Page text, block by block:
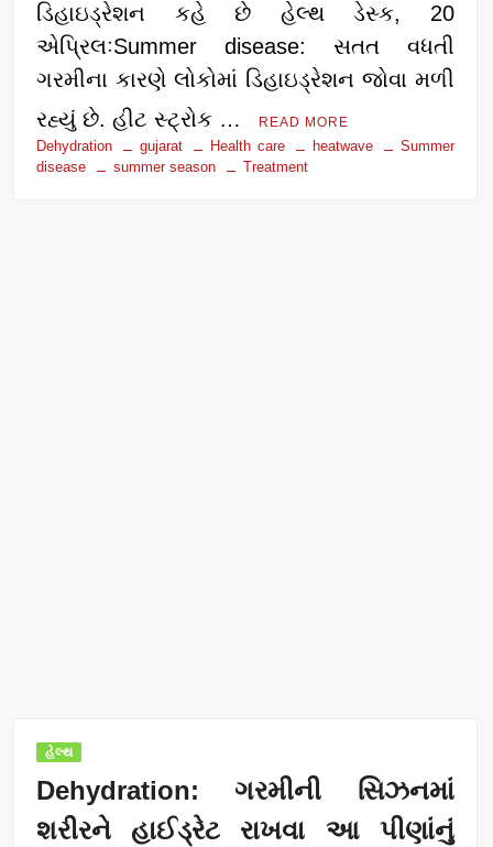
ડિહાઇડ્રેશન કહે છે હેલ્થ ડેસ્ક, 20
એપ્રિલઃSummer disease: સતત વધતી
ગરમીના કારણે લોકોમાં ડિહાઇડ્રેશન જોવા મળી
રહ્યું છે. હીટ સ્ટ્રોક …
READ MORE
Dehydration gujarat Health care heatwave
Summer
disease
summer season Treatment
હેલ્થ
Dehydration: ગરમીની સિઝનમાં
શરીરને હાઈડ્રેટ રાખવા આ પીણાંનું